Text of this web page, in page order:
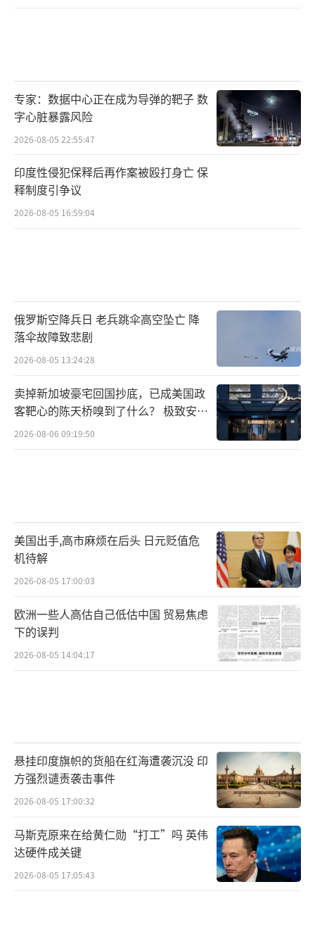
（责任编辑：卢其龙 CM0882）
专家：数据中心正在成为导弹的靶子 数
字心脏暴露风险
2026-08-05 22:55:47
印度性侵犯保释后再作案被殴打身亡 保
释制度引争议
2026-08-05 16:59:04
俄罗斯空降兵日 老兵跳伞高空坠亡 降
落伞故障致悲剧
2026-08-05 13:24:28
卖掉新加坡豪宅回国抄底，已成美国政
客靶心的陈天桥嗅到了什么？ 极致安全
的追寻
2026-08-06 09:19:50
美国出手,高市麻烦在后头 日元贬值危
机待解
2026-08-05 17:00:03
欧洲一些人高估自己低估中国 贸易焦虑
下的误判
2026-08-05 14:04:17
悬挂印度旗帜的货船在红海遭袭沉没 印
方强烈谴责袭击事件
2026-08-05 17:00:32
马斯克原来在给黄仁勋“打工”吗 英伟
达硬件成关键
2026-08-05 17:05:43